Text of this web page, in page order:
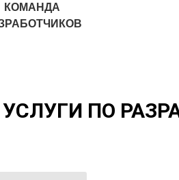
КОМАНДА
УСЛУГИ ПО